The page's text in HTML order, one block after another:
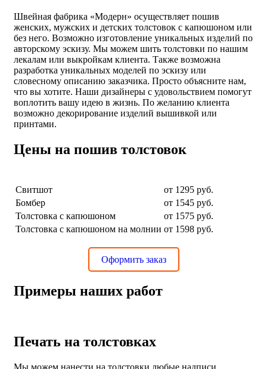
Швейная фабрика «Модерн» осуществляет пошив
женских, мужских и детских толстовок с капюшоном или
без него. Возможно изготовление уникальных изделий по
авторскому эскизу. Мы можем шить толстовки по нашим
лекалам или выкройкам клиента. Также возможна
разработка уникальных моделей по эскизу или
словесному описанию заказчика. Просто объясните нам,
что вы хотите. Наши дизайнеры с удовольствием помогут
воплотить вашу идею в жизнь. По желанию клиента
возможно декорирование изделий вышивкой или
принтами.
Цены на пошив толстовок
Свитшот
от 1295 руб.
Бомбер
от 1545 руб.
Толстовка с капюшоном
от 1575 руб.
Толстовка с капюшоном на молнии от 1598 руб.
Оформить заказ
Примеры наших работ
Печать на толстовках
Мы можем нанести на толстовки любые надписи,